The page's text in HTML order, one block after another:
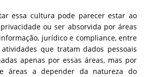
essa cultura pode parecer estar ao
ou ser absorvida por áreas
jurídico e compliance, entre
que tratam dados pessoais
apenas por essas áreas, mas por
áreas a depender da natureza do